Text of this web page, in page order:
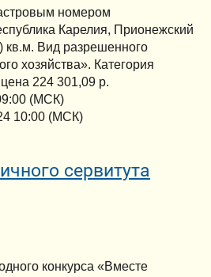
номером
Карелия, Прионежский
Вид разрешенного
хозяйства». Категория
224 301,09 р.
(МСК)
10:00 (МСК)
сервитута
конкурса «Вместе